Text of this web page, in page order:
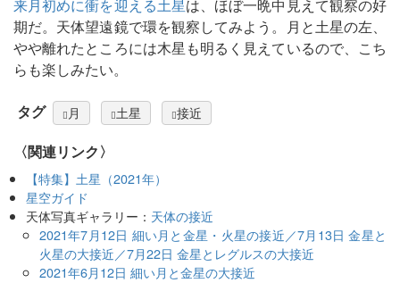
来月初めに衝を迎える土星は、ほぼ一晩中見えて観察の好
期だ。天体望遠鏡で環を観察してみよう。月と土星の左、
やや離れたところには木星も明るく見えているので、こち
らも楽しみたい。
タグ 月 土星 接近
〈関連リンク〉
【特集】土星（2021年）
星空ガイド
天体写真ギャラリー： 天体の接近
2021年7月12日 細い月と金星・火星の接近／7月13日 金星と
火星の大接近／7月22日 金星とレグルスの大接近
2021年6月12日 細い月と金星の大接近